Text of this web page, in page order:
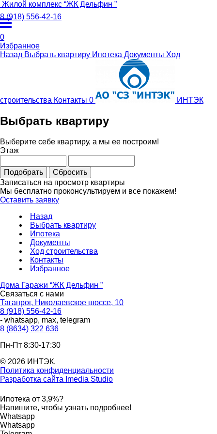
Жилой комплекс “ЖК Дельфин ”
8 (918) 556-42-16
0
Избранное
Назад Выбрать квартиру Ипотека Документы Ход
строительства Контакты 0 ИНТЭК
Выбрать квартиру
Выберите себе квартиру, а мы ее построим!
Этаж
Подобрать
Сбросить
Записаться на просмотр квартиры
Мы бесплатно проконсультируем и все покажем!
Оставить заявку
Назад
Выбрать квартиру
Ипотека
Документы
Ход строительства
Контакты
Избранное
Дома Гаражи “ЖК Дельфин ”
Связаться с нами
Таганрог, Николаевское шоссе, 10
8 (918) 556-42-16
- whatsapp, max, telegram
8 (8634) 322 636
Пн-Пт 8:30-17:30
© 2026 ИНТЭК,
Политика конфиденциальности
Разработка сайта Imedia Studio
Ипотека от 3,9%?
Напишите, чтобы узнать подробнее!
Whatsapp
Whatsapp